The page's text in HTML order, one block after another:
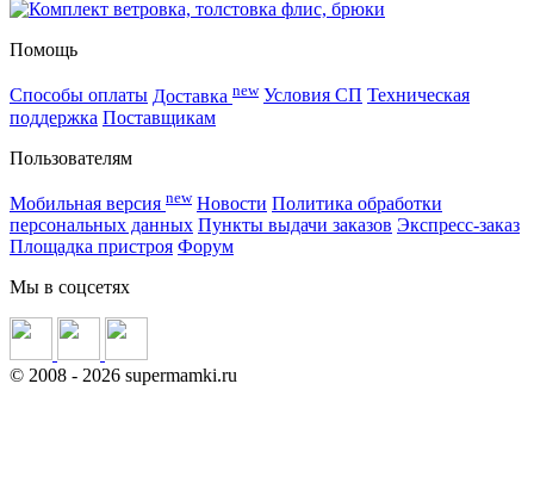
Помощь
Способы оплаты Доставка new Условия СП Техническая
поддержка Поставщикам
Пользователям
Мобильная версия new Новости Политика обработки
персональных данных Пункты выдачи заказов Экспресс-заказ
Площадка пристроя Форум
Мы в соцсетях
© 2008 - 2026 supermamki.ru